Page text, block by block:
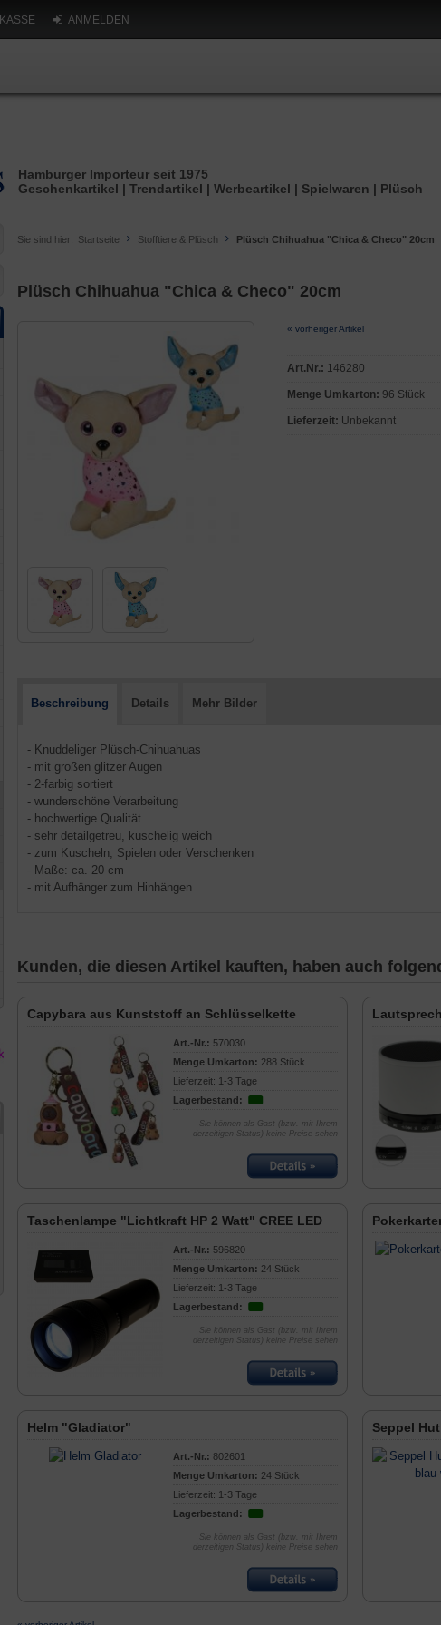
KASSE ANMELDEN
Hamburger Importeur seit 1975
Geschenkartikel | Trendartikel | Werbeartikel | Spielwaren | Plüsch
Sie sind hier: Startseite Stofftiere & Plüsch Plüsch Chihuahua "Chica & Checo" 20cm
Plüsch Chihuahua "Chica & Checo" 20cm
« vorheriger Artikel
Art.Nr.: 146280
Menge Umkarton: 96 Stück
Lieferzeit: Unbekannt
Beschreibung Details Mehr Bilder
- Knuddeliger Plüsch-Chihuahuas
- mit großen glitzer Augen
- 2-farbig sortiert
- wunderschöne Verarbeitung
- hochwertige Qualität
- sehr detailgetreu, kuschelig weich
- zum Kuscheln, Spielen oder Verschenken
- Maße: ca. 20 cm
- mit Aufhänger zum Hinhängen
Kunden, die diesen Artikel kauften, haben auch
Capybara aus Kunststoff an Schlüsselkette
Art.-Nr.: 570030
Menge Umkarton: 288 Stück
Lieferzeit: 1-3 Tage
Lagerbestand:
Sie können als Gast (bzw. mit Ihrem
derzeitigen Status) keine Preise sehen
Taschenlampe "Lichtkraft HP 2 Watt" CREE LED
Art.-Nr.: 596820
Menge Umkarton: 24 Stück
Lieferzeit: 1-3 Tage
Lagerbestand:
Sie können als Gast (bzw. mit Ihrem
derzeitigen Status) keine Preise sehen
Helm "Gladiator"
Art.-Nr.: 802601
Menge Umkarton: 24 Stück
Lieferzeit: 1-3 Tage
Lagerbestand:
Sie können als Gast (bzw. mit Ihrem
derzeitigen Status) keine Preise sehen
Seppel